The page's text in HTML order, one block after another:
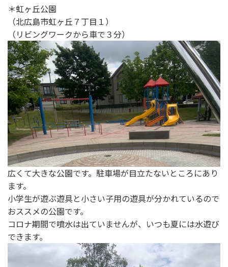
＊虹ヶ丘公園
（北広島市虹ヶ丘７丁目１）
（リビングワークから車で３分）
広くて大きな公園です。駐車場が目立たないところにあり
ます。
小学生が遊ぶ遊具と小さい子用の遊具が分かれているので
おススメの公園です。
コロナ期間で噴水は出ていませんが、いつも夏には水遊び
できます。